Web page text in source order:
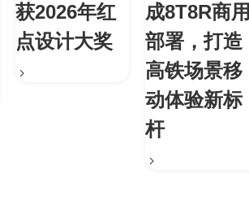
获2026年红
点设计大奖
成8T8R商
部署，打造
高铁场景移
动体验新标
杆